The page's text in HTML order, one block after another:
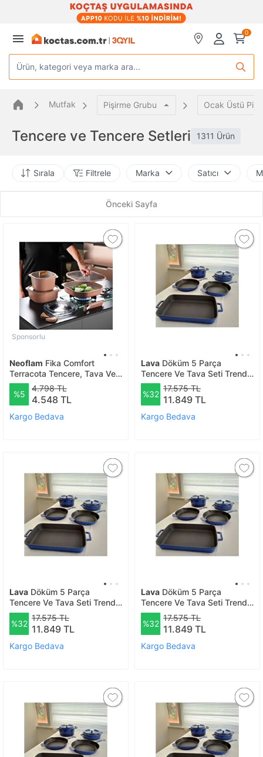
0
Ürün, kategori veya marka ara...
Mutfak Pişirme Grubu Ocak Üstü
Tencere ve Tencere Setleri 1311 Ürün
Sırala Filtrele Marka Satıcı
Önceki Sayfa
Sponsorlu
Neoflam Fika Comfort
Terracota Tencere, Tava Ve
Fırın Kabı Seti
%5
4.798 TL
4.548 TL
Kargo Bedava
Lava Döküm 5 Parça
Tencere Ve Tava Seti Trendy
Silikon Kulp Hediyeli-
finalonline - Yeşil
%32
17.575 TL
11.849 TL
Kargo Bedava
Lava Döküm 5 Parça
Tencere Ve Tava Seti Trendy
Silikon Kulp Hediyeli-
finalonline - Siyah
%32
17.575 TL
11.849 TL
Kargo Bedava
Lava Döküm 5 Parça
Tencere Ve Tava Seti Trendy
Silikon Kulp Hediyeli-
finalonline - Turuncu
%32
17.575 TL
11.849 TL
Kargo Bedava